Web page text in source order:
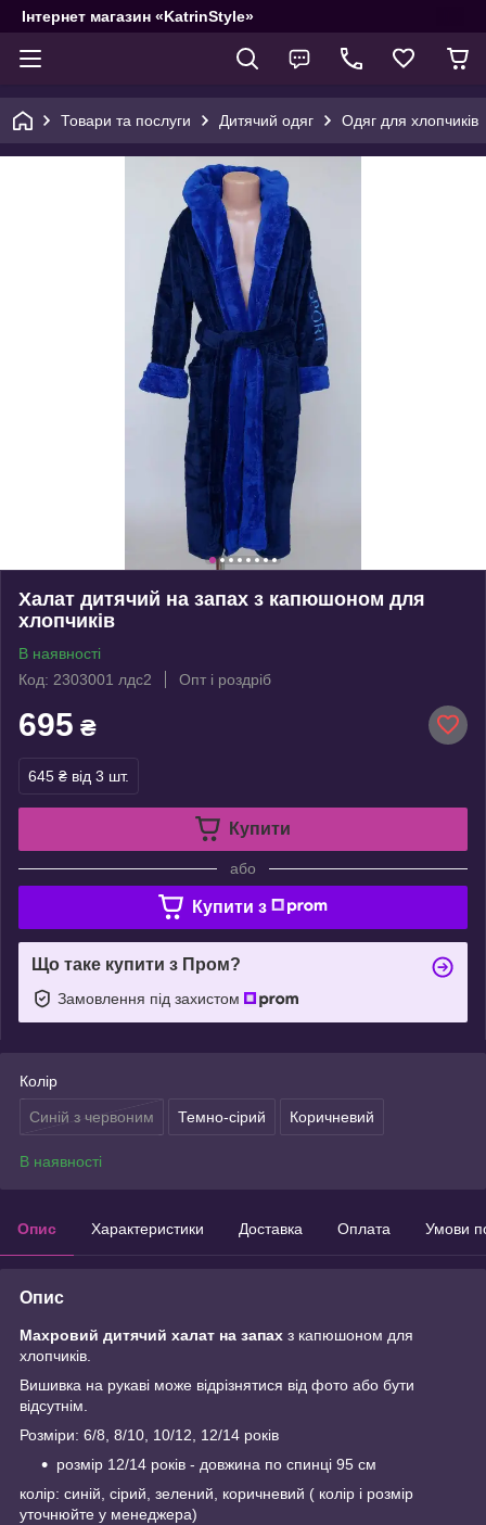
Інтернет магазин «KatrinStyle»
Товари та послуги Дитячий одяг Одяг для хлопчиків
Халат дитячий на запах з капюшоном для
хлопчиків
В наявності
Код: 2303001 лдс2
Опт і роздріб
695 ₴
645 ₴ від 3 шт.
Купити
або
Купити з
Що таке купити з Пром?
Замовлення під захистом
Колір
Синій з червоним Темно-сірий Коричневий
В наявності
Опис Характеристики Доставка Оплата Умови
Опис
Махровий дитячий халат на запах з капюшоном для
хлопчиків.
Вишивка на рукаві може відрізнятися від фото або бути
відсутнім.
Розміри: 6/8, 8/10, 10/12, 12/14 років
розмір 12/14 років - довжина по спинці 95 см
колір: синій, сірий, зелений, коричневий ( колір і розмір
уточнюйте у менеджера)